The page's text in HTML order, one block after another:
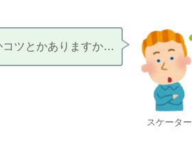
スケーター
ツとかありますか…